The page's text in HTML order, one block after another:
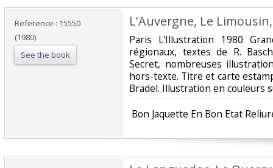
Reference : 15550
(1980)
See the book
‎L'Auvergne, Le
‎Paris L'Illustration 1980
régionaux, textes de R.
Secret, nombreuses
hors-texte. Titre et carte
Bradel. Illustration en couleurs
Bon Jaquette En Bon Etat